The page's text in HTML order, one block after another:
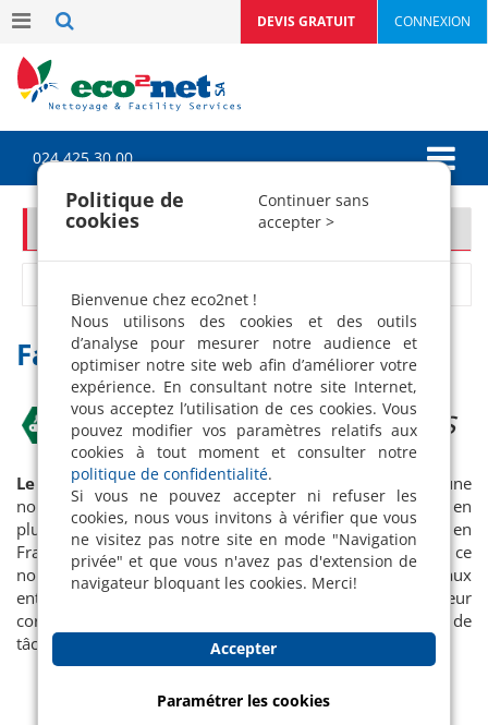
CONNEXION
DEVIS GRATUIT
024 425 30 00
Facility management
Facility management
De multiples prestations
Le Facility Management(facilité d’organisation) est une
nouvelle branche dans laquelle se spécialisent de plus en
plus de sociétés de nettoyage en Suisse. Existant déjà en
France et aux États-Unis depuis le début des années 80, ce
nouveau type de service est dédié principalement aux
entreprises pour leur permettre de se concentrer sur leur
corps de métier en se déchargeant d’un certain nombre de
tâches.
Politique de
cookies
Continuer sans
accepter >
Bienvenue chez eco2net !
Nous utilisons des cookies et des outils
d’analyse pour mesurer notre audience et
optimiser notre site web afin d’améliorer votre
expérience. En consultant notre site Internet,
vous acceptez l’utilisation de ces cookies. Vous
pouvez modifier vos paramètres relatifs aux
cookies à tout moment et consulter notre
politique de confidentialité.
Si vous ne pouvez accepter ni refuser les
cookies, nous vous invitons à vérifier que vous
ne visitez pas notre site en mode "Navigation
privée" et que vous n'avez pas d'extension de
navigateur bloquant les cookies. Merci!
Accepter
Paramétrer les cookies